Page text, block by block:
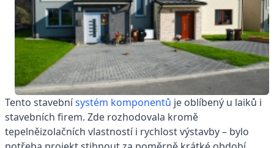
Tento stavebnísystém komponentů je oblíbený u laiků i
stavebních firem. Zde rozhodovala kromě
tepelněizolačních vlastností i rychlost výstavby – bylo